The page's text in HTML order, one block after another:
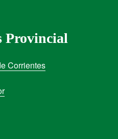
Provincial
Corrientes